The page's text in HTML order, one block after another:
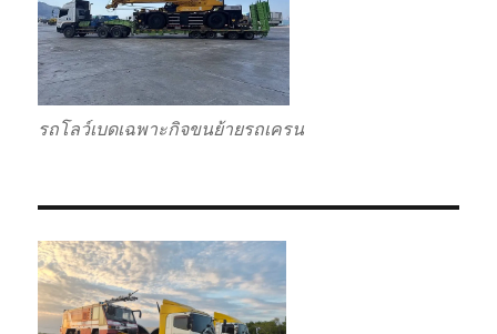
รถโลว์เบดเฉพาะกิจขนย้ายรถเครน